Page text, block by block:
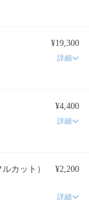
¥19,300
詳細
¥4,400
詳細
カット）
¥2,200
詳細